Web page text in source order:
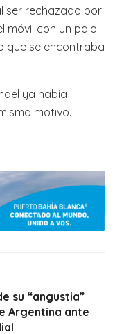
ser rechazado por
móvil con un palo
que se encontraba
ya había
motivo.
su “angustia”
Argentina ante